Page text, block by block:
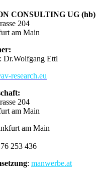
CONSULTING UG (hb)
204
am Main
Dr.Wolfgang Ettl
research.eu
204
am Main
am Main
253 436
: manwerbe.at